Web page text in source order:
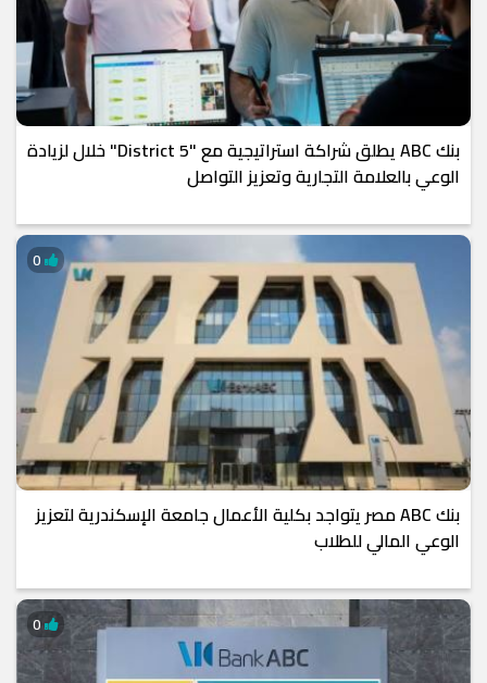
بنك ABC يطلق شراكة استراتيجية مع "District 5" خلال لزيادة
الوعي بالعلامة التجارية وتعزيز التواصل
بنك ABC مصر يتواجد بكلية الأعمال جامعة الإسكندرية لتعزيز
الوعي المالي للطلاب